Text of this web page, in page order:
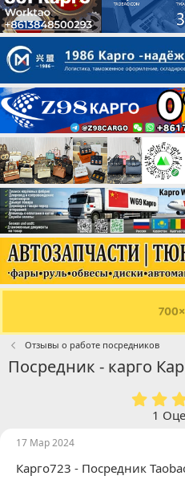
Отзывы о работе посредников
Посредник - карго
1
17 Мар 2024
Карго723 - Посредник